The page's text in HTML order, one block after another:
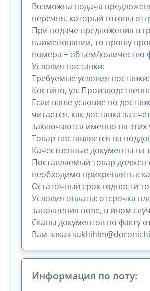
Возможна подача
перечня, который готовы
При подаче предложения в
наименовании, то прошу
номера + объем/количество
Условия поставки:
Требуемые условия
Костино, ул.
Если ваше условие по
читается, как доставка за
заключаются именно на этих
Товар поставляется на
Качественные документы на
Поставляемый товар должен
необходимо прикреплять к
Остаточный срок годности
Условия оплаты: отсрочка
заполнения поле, в ином
Сканы документов по факту
Вам заказ
Информация по лоту: